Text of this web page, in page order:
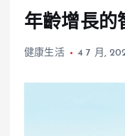
年齡增長的
健康生活 4 7 月,